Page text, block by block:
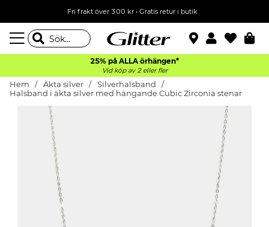
Fri frakt över 300 kr• Gratis retur i butik
25% på ALLA örhängen*
Vid köp av 2 eller fler
Hem Äkta silver
Silverhalsband
Halsband i äkta silver med hängande Cubic Zirconia stenar